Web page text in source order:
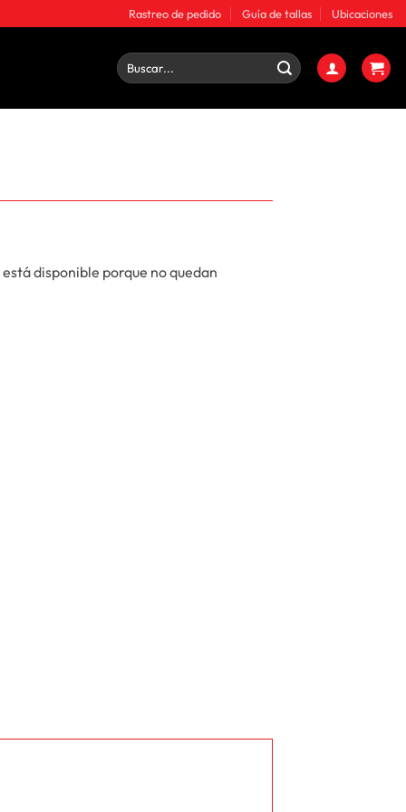
Rastreo de pedido Guía de tallas Ubicaciones
Buscar
por:
disponible porque no quedan